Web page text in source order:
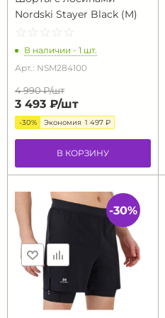
Nordski Stayer Black (M)
☆ ☆ ☆ ☆ ☆
★ ★ ★ ★ ★
В наличии - 1 шт.
Арт.: NSM284100
4 990 ₽/шт
3 493 ₽/шт
-30% Экономия 1 497 ₽
В КОРЗИНУ
-30%